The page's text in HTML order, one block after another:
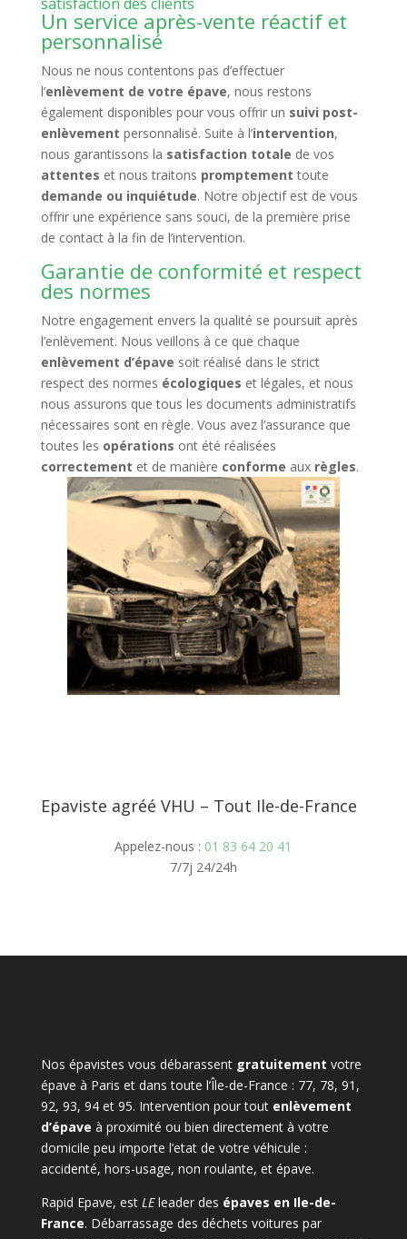
Un service après-vente réactif et
personnalisé
Nous ne nous contentons pas d’effectuer
l’enlèvement de votre épave, nous restons
également disponibles pour vous offrir un suivi post-
enlèvement personnalisé. Suite à l’intervention,
nous garantissons la satisfaction totale de vos
attentes et nous traitons promptement toute
demande ou inquiétude. Notre objectif est de vous
offrir une expérience sans souci, de la première prise
de contact à la fin de l’intervention.
Garantie de conformité et respect
des normes
Notre engagement envers la qualité se poursuit après
l’enlèvement. Nous veillons à ce que chaque
enlèvement d’épave soit réalisé dans le strict
respect des normes écologiques et légales, et nous
nous assurons que tous les documents administratifs
nécessaires sont en règle. Vous avez l’assurance que
toutes les opérations ont été réalisées
correctement et de manière conforme aux règles.
Epaviste agréé VHU – Tout Ile-de-France
Appelez-nous : 01 83 64 20 41
7/7j 24/24h
Nos épavistes vous débarassent gratuitement votre
épave à Paris et dans toute l’Île-de-France : 77, 78, 91,
92, 93, 94 et 95. Intervention pour tout enlèvement
d’épave à proximité ou bien directement à votre
domicile peu importe l’etat de votre véhicule :
accidenté, hors-usage, non roulante, et épave.
Rapid Epave, est LEleader des épaves en Ile-de-
France. Débarrassage des déchets voitures par